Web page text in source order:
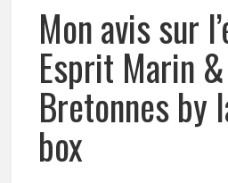
Mon avis sur
Esprit Marin
Bretonnes by
box